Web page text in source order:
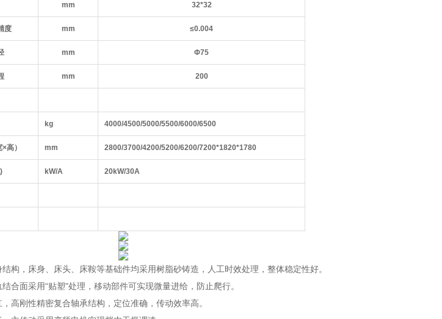
mm 32*32
度 mm ≤0.004
mm Φ75
mm 200
kg 4000/4500/5000/5500/6000/6500
高） mm 2800/3700/4200/5200/6200/7200*1820*1780
kW/A 20kW/30A
构，床身、床头、床鞍等基础件均采用树脂砂铸造，人工时效处理，整体稳定性好。
合面采用“贴塑"处理，移动部件可实现微量进给，防止爬行。
高刚性精密复合轴承结构，定位准确，传动效率高。